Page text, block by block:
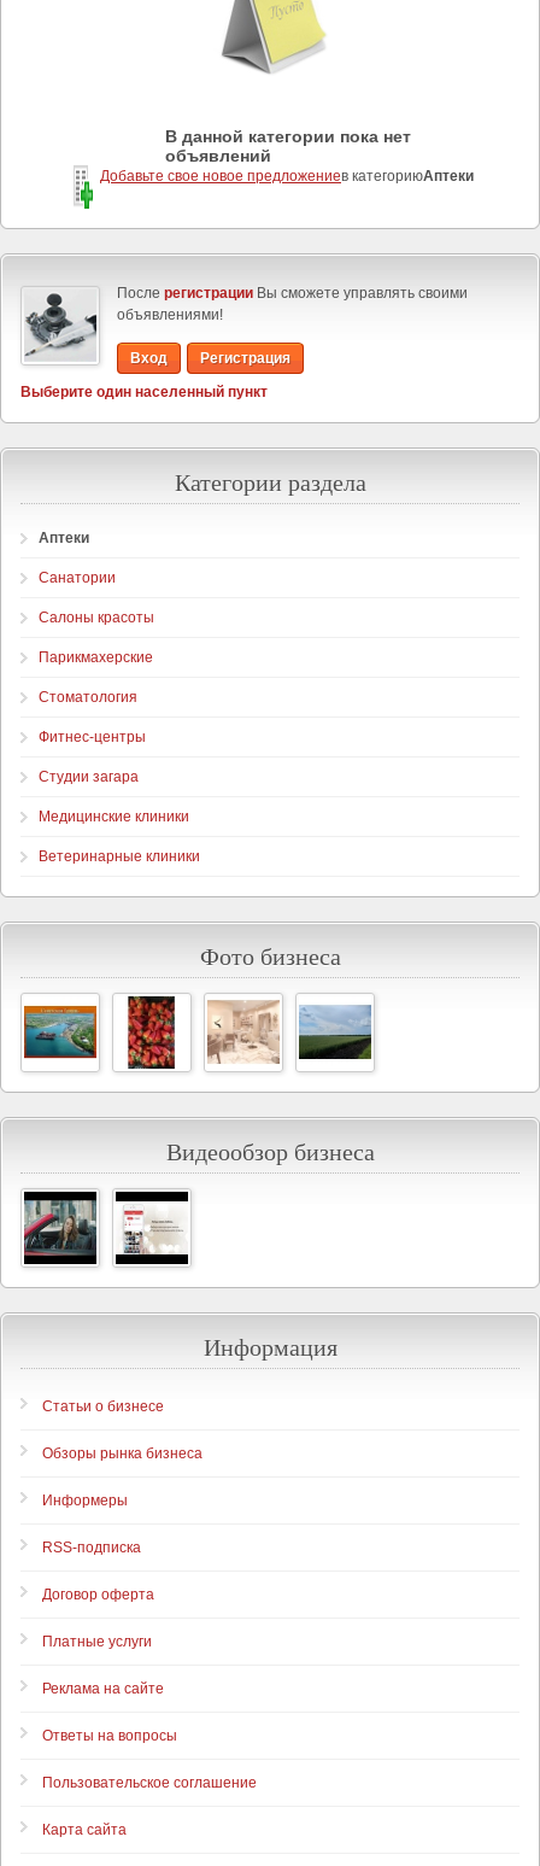
В данной категории пока нет
объявлений
Добавьте свое новое предложениев категориюАптеки
После регистрации Вы сможете управлять своими
объявлениями!
Вход
Регистрация
Выберите один населенный пункт
Категории раздела
Аптеки
Санатории
Салоны красоты
Парикмахерские
Стоматология
Фитнес-центры
Студии загара
Медицинские клиники
Ветеринарные клиники
Фото бизнеса
Видеообзор бизнеса
Информация
Статьи о бизнесе
Обзоры рынка бизнеса
Информеры
RSS-подписка
Договор оферта
Платные услуги
Реклама на сайте
Ответы на вопросы
Пользовательское соглашение
Карта сайта